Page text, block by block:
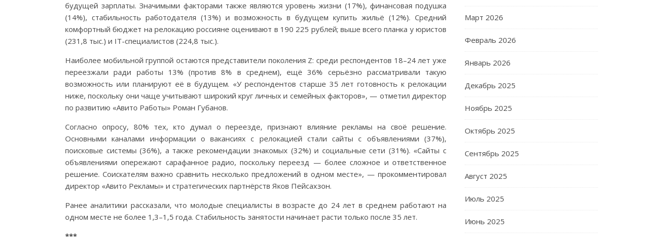
будущей зарплаты. Значимыми факторами также являются уровень жизни (17%), финансовая подушка
(14%), стабильность работодателя (13%) и возможность в будущем купить жильё (12%). Средний
комфортный бюджет на релокацию россияне оценивают в 190 225 рублей; выше всего планка у юристов
(231,8 тыс.) и IT-специалистов (224,8 тыс.).
Наиболее мобильной группой остаются представители поколения Z: среди респондентов 18–24 лет уже
переезжали ради работы 13% (против 8% в среднем), ещё 36% серьёзно рассматривали такую
возможность или планируют её в будущем. «У респондентов старше 35 лет готовность к релокации
ниже, поскольку они чаще учитывают широкий круг личных и семейных факторов», — отметил директор
по развитию «Авито Работы» Роман Губанов.
Согласно опросу, 80% тех, кто думал о переезде, признают влияние рекламы на своё решение.
Основными каналами информации о вакансиях с релокацией стали сайты с объявлениями (37%),
поисковые системы (36%), а также рекомендации знакомых (32%) и социальные сети (31%). «Сайты с
объявлениями опережают сарафанное радио, поскольку переезд — более сложное и ответственное
решение. Соискателям важно сравнить несколько предложений в одном месте», — прокомментировал
директор «Авито Рекламы» и стратегических партнёрств Яков Пейсахзон.
Ранее аналитики рассказали, что молодые специалисты в возрасте до 24 лет в среднем работают на
одном месте не более 1,3–1,5 года. Стабильность занятости начинает расти только после 35 лет.
***
Март 2026
Февраль 2026
Январь 2026
Декабрь 2025
Ноябрь 2025
Октябрь 2025
Сентябрь 2025
Август 2025
Июль 2025
Июнь 2025